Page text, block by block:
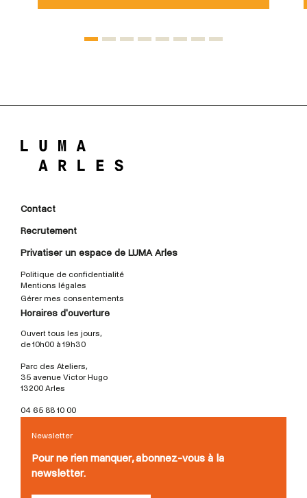
Contact
Recrutement
Privatiser un espace de LUMA Arles
Politique de confidentialité
Mentions légales
Gérer mes consentements
Horaires d'ouverture
Ouvert tous les jours,
de 10h00 à 19h30
Parc des Ateliers,
35 avenue Victor Hugo
13200 Arles
04 65 88 10 00
Newsletter
Pour ne rien manquer, abonnez-vous à la
newsletter.